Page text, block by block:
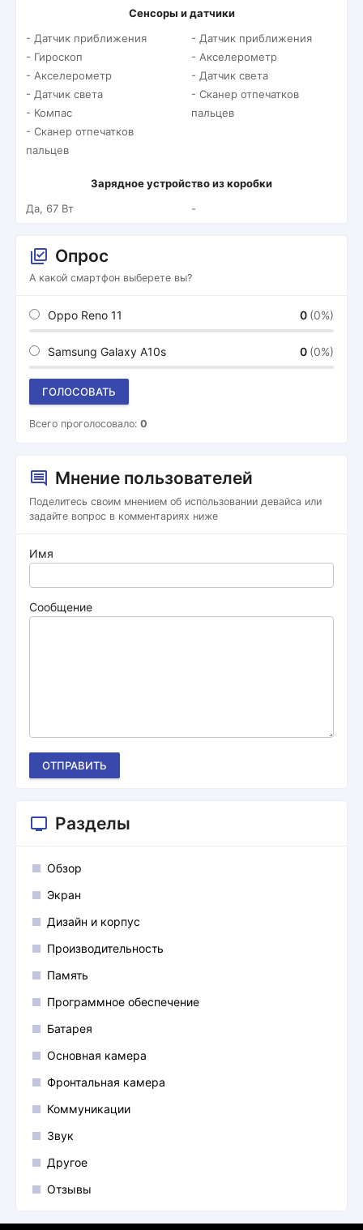
Сенсоры и датчики
- Датчик приближения
- Гироскоп
- Акселерометр
- Датчик света
- Компас
- Сканер отпечатков
пальцев
- Датчик приближения
- Акселерометр
- Датчик света
- Сканер отпечатков
пальцев
Зарядное устройство из коробки
Да, 67 Вт
-
Опрос
А какой смартфон выберете вы?
Oppo Reno 11 0 (0%)
Samsung Galaxy A10s 0 (0%)
ГОЛОСОВАТЬ
Всего проголосовало: 0
Мнение пользователей
Поделитесь своим мнением об использовании девайса или
задайте вопрос в комментариях ниже
Имя
Сообщение
ОТПРАВИТЬ
Разделы
Обзор
Экран
Дизайн и корпус
Производительность
Память
Программное обеспечение
Батарея
Основная камера
Фронтальная камера
Коммуникации
Звук
Другое
Отзывы